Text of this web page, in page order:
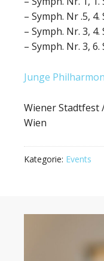
– Symph. Nr .5,
– Symph. Nr. 3,
– Symph. Nr. 3, 6.
Junge
Wiener Stadtfest
Wien
Kategorie: Events